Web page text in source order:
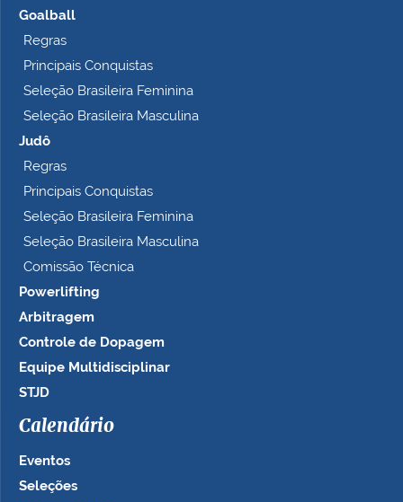
Goalball
Regras
Principais Conquistas
Seleção Brasileira Feminina
Seleção Brasileira Masculina
Judô
Regras
Principais Conquistas
Seleção Brasileira Feminina
Seleção Brasileira Masculina
Comissão Técnica
Powerlifting
Arbitragem
Controle de Dopagem
Equipe Multidisciplinar
STJD
Calendário
Eventos
Seleções